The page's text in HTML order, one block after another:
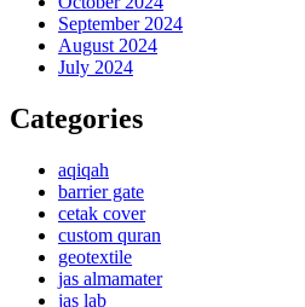
September 2024
August 2024
July 2024
Categories
aqiqah
barrier gate
cetak cover
custom quran
geotextile
jas almamater
jas lab